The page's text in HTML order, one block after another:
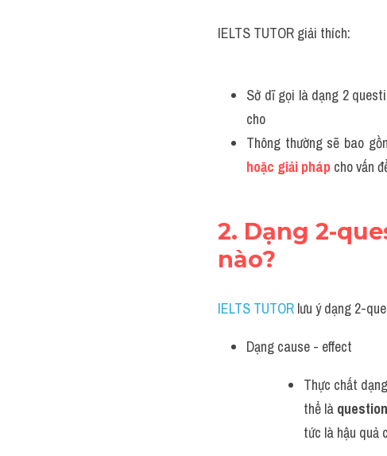
IELTS TUTOR giải thích:
Sở dĩ gọi là dạng 2
cho
Thông thường sẽ bao
hoặc giải pháp cho vấn
2. Dạng 2-
nào?
IELTS TUTOR lưu ý dạng 2-
Dạng cause - effect
Thực chất
thể là
tức là hậu quả